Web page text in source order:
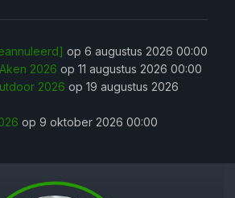
op 6 augustus 2026 00:00
2026 op 11 augustus 2026 00:00
2026 op 19 augustus 2026
op 9 oktober 2026 00:00